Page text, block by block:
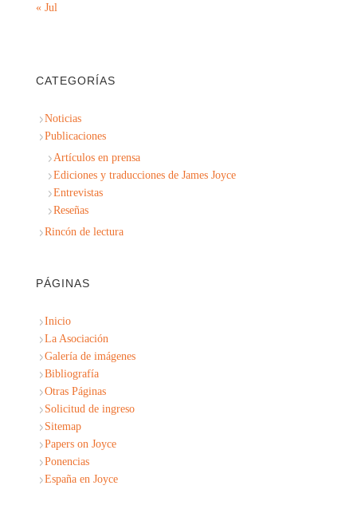
« Jul
CATEGORÍAS
Noticias
Publicaciones
Artículos en prensa
Ediciones y traducciones de James Joyce
Entrevistas
Reseñas
Rincón de lectura
PÁGINAS
Inicio
La Asociación
Galería de imágenes
Bibliografía
Otras Páginas
Solicitud de ingreso
Sitemap
Papers on Joyce
Ponencias
España en Joyce